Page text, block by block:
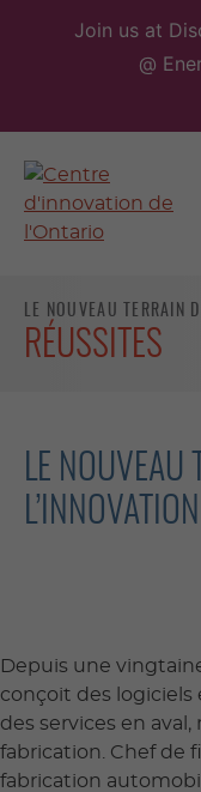
Join us at
@
LE NOUVEAU TERRAIN
RÉUSSITES
LE NOUVEAU
Depuis une
conçoit des logiciels
des services en
fabrication. Chef de
fabrication